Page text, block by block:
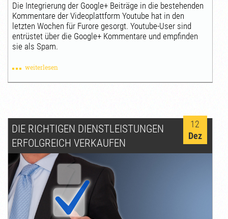
Die Integrierung der Google+ Beiträge in die bestehenden
Kommentare der Videoplattform Youtube hat in den
letzten Wochen für Furore gesorgt. Youtube-User sind
entrüstet über die Google+ Kommentare und empfinden
sie als Spam.
weiterlesen
DIE RICHTIGEN DIENSTLEISTUNGEN
ERFOLGREICH VERKAUFEN
12
Dez